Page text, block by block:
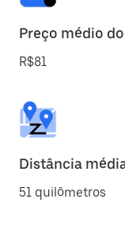
Preço médio
R$81
Distância
51 quilômetros